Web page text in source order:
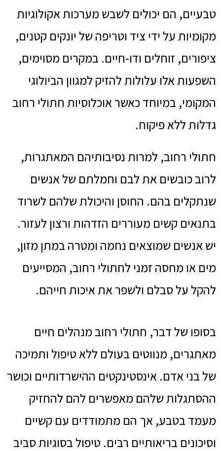
טבעיים, הם יכולים לשבש מערכות אקולוגיות
מקומיות על ידי ציד וטריפה של יונקים קטנים,
ציפורים, זוחלים ודו-חיים. במקרים מסוימים,
השפעות אלו עלולות להזיק למגוון הביולוגי
המקומי, במיוחד כאשר אוכלוסיות חתולי רחוב
גדלות ללא פיקוח.
חתולי רחוב, למרות נסיבותיהם המאתגרות,
לרוב כובשים את לבם וחמלתם של אנשים
שנתקלים בהם. החוסן והיכולת שלהם לשרוד
בתנאים קשים מעוררים הזדהות ורצון לעזור.
יש אנשים שמוצאים נחמה ומטרה במתן מזון,
מים או מחסה זמני לחתולי רחוב, המסייעים
להקל על סבלם ולשפר את איכות חייהם.
בסופו של דבר, חתולי רחוב מנהלים חיים
מאתגרים, מנווטים בעולם ללא טיפול ותמיכה
של בני אדם. אינסטינקטים ההישרדותיים וכושר
ההסתגלות שלהם מאפשרים להם להחזיק
מעמד בטבע, אך הם מתמודדים עם קשיים
וסיכונים בריאותיים רבים. טיפול בסוגיות סביב